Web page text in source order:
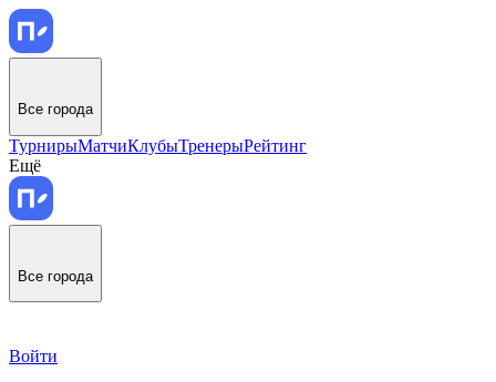
Все города
ТурнирыМатчиКлубыТренерыРейтинг
Ещё
Все города
Войти